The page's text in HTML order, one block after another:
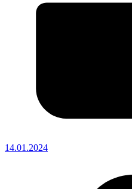
14.01.2024